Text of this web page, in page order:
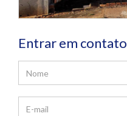
Entrar em contato